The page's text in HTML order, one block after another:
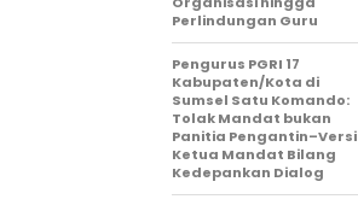
Perlindungan Guru ‎
Pengurus PGRI 17
Kabupaten/Kota di
Sumsel Satu Komando:
Tolak Mandat bukan
Panitia Pengantin–Versi
Ketua Mandat Bilang
Kedepankan Dialog